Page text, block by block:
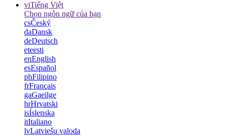
viTiếng Việt
Chọn ngôn ngữ của bạn
csČeský
daDansk
deDeutsch
eteesti
enEnglish
esEspañol
phFilipino
frFrançais
gaGaeilge
hrHrvatski
isÍslenska
itItaliano
lvLatviešu valoda